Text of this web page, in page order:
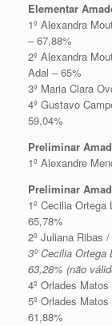
Elementar
1º Alexandra
– 67,88%
2º Alexandra
Adal – 65%
3º Maria Clara
4º Gustavo
59,04%
Preliminar
1º Alexandre
Preliminar
1º Cecilia
65,78%
2º Juliana Ribas
3º Cecilia Ortega
63,28% (não
4º Orlades
5º Orlades
61,88%